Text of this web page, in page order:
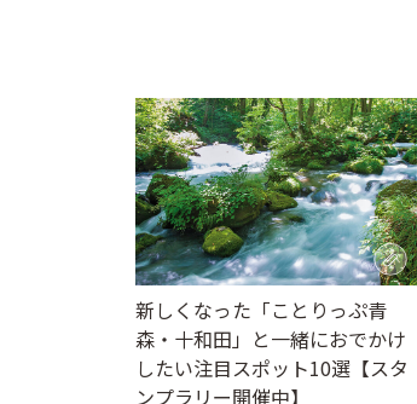
新しくなった「ことりっぷ青
森・十和田」と一緒におでかけ
したい注目スポット10選【スタ
ンプラリー開催中】